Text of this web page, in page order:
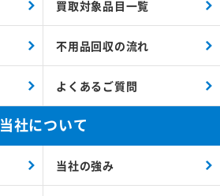
買取対象品目一覧
不用品回収の流れ
よくあるご質問
当社について
当社の強み